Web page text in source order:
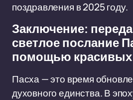
поздравления в 2025 году.
Заключение:
светлое послание
помощью красивых
Пасха — это время
духовного единства. В